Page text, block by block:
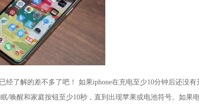
经了解的差不多了吧！ 如果iphone在充电至少10分钟后还没有
/唤醒和家庭按钮至少10秒，直到出现苹果或电池符号。如果